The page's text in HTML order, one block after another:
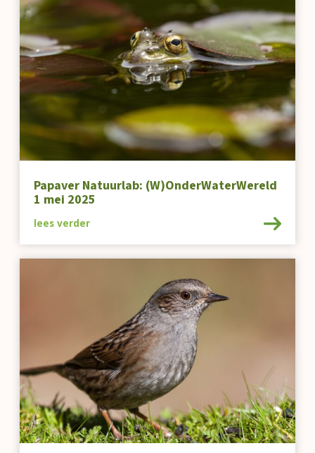
Papaver Natuurlab: (W)OnderWaterWereld
1 mei 2025
lees verder